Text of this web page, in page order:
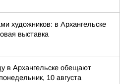
художников: в Архангельске
выставка
в Архангельске обещают
10 августа